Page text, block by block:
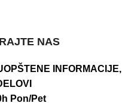
NAS
INFORMACIJE,
Pon/Pet